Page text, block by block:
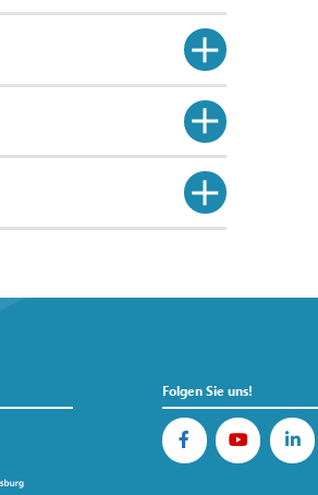
Folgen Sie uns!